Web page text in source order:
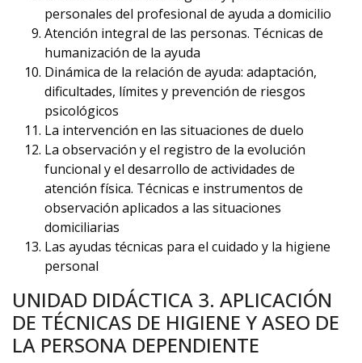
personales del profesional de ayuda a domicilio
Atención integral de las personas. Técnicas de
humanización de la ayuda
Dinámica de la relación de ayuda: adaptación,
dificultades, límites y prevención de riesgos
psicológicos
La intervención en las situaciones de duelo
La observación y el registro de la evolución
funcional y el desarrollo de actividades de
atención física. Técnicas e instrumentos de
observación aplicados a las situaciones
domiciliarias
Las ayudas técnicas para el cuidado y la higiene
personal
UNIDAD DIDÁCTICA 3. APLICACIÓN
DE TÉCNICAS DE HIGIENE Y ASEO DE
LA PERSONA DEPENDIENTE